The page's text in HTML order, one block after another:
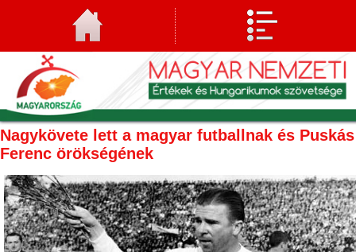
Nagykövete lett a magyar futballnak és Puskás
Ferenc örökségének